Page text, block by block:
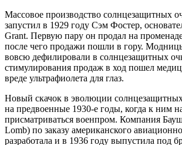
Массовое производство солнцезащитных
запустил в 1929 году Сэм Фостер,
Grant. Первую пару он продал на
после чего продажи пошли в гору.
вовсю дефилировали в солнцезащитных
стимулирования продаж в ход пошел
вреде ультрафиолета для глаз.
Новый скачок в эволюции
на предвоенные 1930-е годы, когда к ним
присматриваться военпром. Компания
Lomb) по заказу американского
разработала и в 1936 году выпустила под